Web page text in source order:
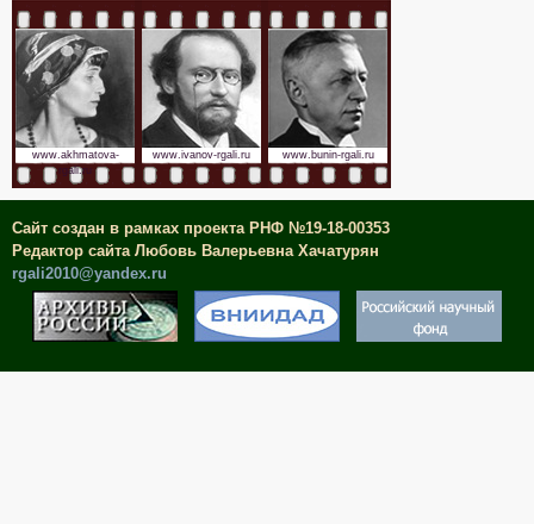
www.akhmatova-
rgali.ru
www.ivanov-rgali.ru www.bunin-rgali.ru
Сайт создан в рамках проекта РНФ №19-18-00353
Редактор сайта Любовь Валерьевна Хачатурян
rgali2010@yandex.ru